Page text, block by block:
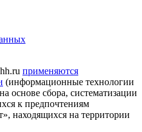
применяются
(информационные технологии
основе сбора, систематизации
к предпочтениям
находящихся на территории